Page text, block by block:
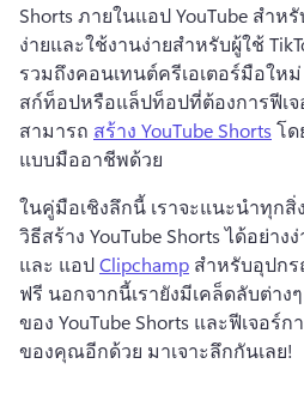
Shorts ภายในแอป YouTube สำ
ง่ายและใช้งานง่ายสำหรับผู้ใช้
รวมถึงคอนเทนต์ครีเอเตอร์มือใหม่
สก์ท็อปหรือแล็ปท็อปที่ต้องการฟีเจ
สามารถ สร้าง YouTube Shorts โด
แบบมืออาชีพด้วย
ในคู่มือเชิงลึกนี้ เราจะแนะนำทุก
วิธีสร้าง YouTube Shorts ได้อย่าง
และ แอป Clipchamp สำหรับอุปก
ฟรี นอกจากนี้เรายังมีเคล็ดลับต่าง
ของ YouTube Shorts และฟีเจอร์
ของคุณอีกด้วย มาเจาะลึกกันเลย!